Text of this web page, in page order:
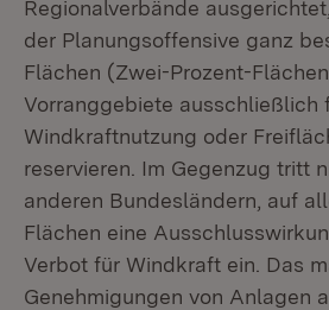
Regionalverbände
der Planungsoffensive ganz
Flächen (Zwei-Prozent-
Vorranggebiete ausschließlich
Windkraftnutzung oder
reservieren. Im Gegenzug tritt
anderen Bundesländern, auf
Flächen eine
Verbot für Windkraft ein. Das
Genehmigungen von Anlagen